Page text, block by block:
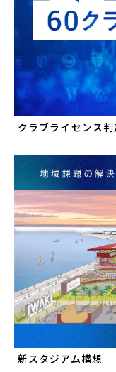
クラブライセンス
新スタジアム構想